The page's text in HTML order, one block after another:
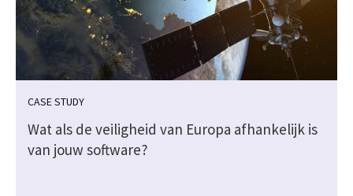
CASE STUDY
Wat als de veiligheid van Europa afhankelijk is
van jouw software?